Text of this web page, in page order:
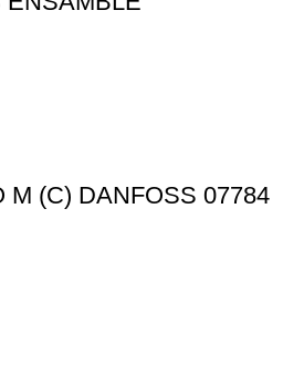
M (C) DANFOSS 07784